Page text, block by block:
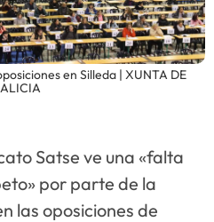
en Silleda | XUNTA DE
Satse ve una «falta
por parte de la
las oposiciones de